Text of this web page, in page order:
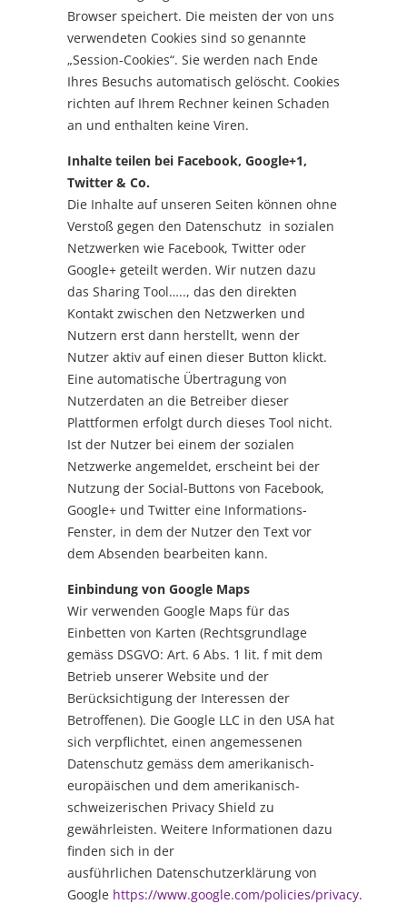
Browser speichert. Die meisten der von uns
verwendeten Cookies sind so genannte
„Session-Cookies“. Sie werden nach Ende
Ihres Besuchs automatisch gelöscht. Cookies
richten auf Ihrem Rechner keinen Schaden
an und enthalten keine Viren.
Inhalte teilen bei Facebook, Google+1,
Twitter & Co.
Die Inhalte auf unseren Seiten können ohne
Verstoß gegen den Datenschutz in sozialen
Netzwerken wie Facebook, Twitter oder
Google+ geteilt werden. Wir nutzen dazu
das Sharing Tool….., das den direkten
Kontakt zwischen den Netzwerken und
Nutzern erst dann herstellt, wenn der
Nutzer aktiv auf einen dieser Button klickt.
Eine automatische Übertragung von
Nutzerdaten an die Betreiber dieser
Plattformen erfolgt durch dieses Tool nicht.
Ist der Nutzer bei einem der sozialen
Netzwerke angemeldet, erscheint bei der
Nutzung der Social-Buttons von Facebook,
Google+ und Twitter eine Informations-
Fenster, in dem der Nutzer den Text vor
dem Absenden bearbeiten kann.
Einbindung von Google Maps
Wir verwenden Google Maps für das
Einbetten von Karten (Rechtsgrundlage
gemäss DSGVO: Art. 6 Abs. 1 lit. f mit dem
Betrieb unserer Website und der
Berücksichtigung der Interessen der
Betroffenen). Die Google LLC in den USA hat
sich verpflichtet, einen angemessenen
Datenschutz gemäss dem amerikanisch-
europäischen und dem amerikanisch-
schweizerischen Privacy Shield zu
gewährleisten. Weitere Informationen dazu
finden sich in der
ausführlichen Datenschutzerklärung von
Google https://www.google.com/policies/privacy.